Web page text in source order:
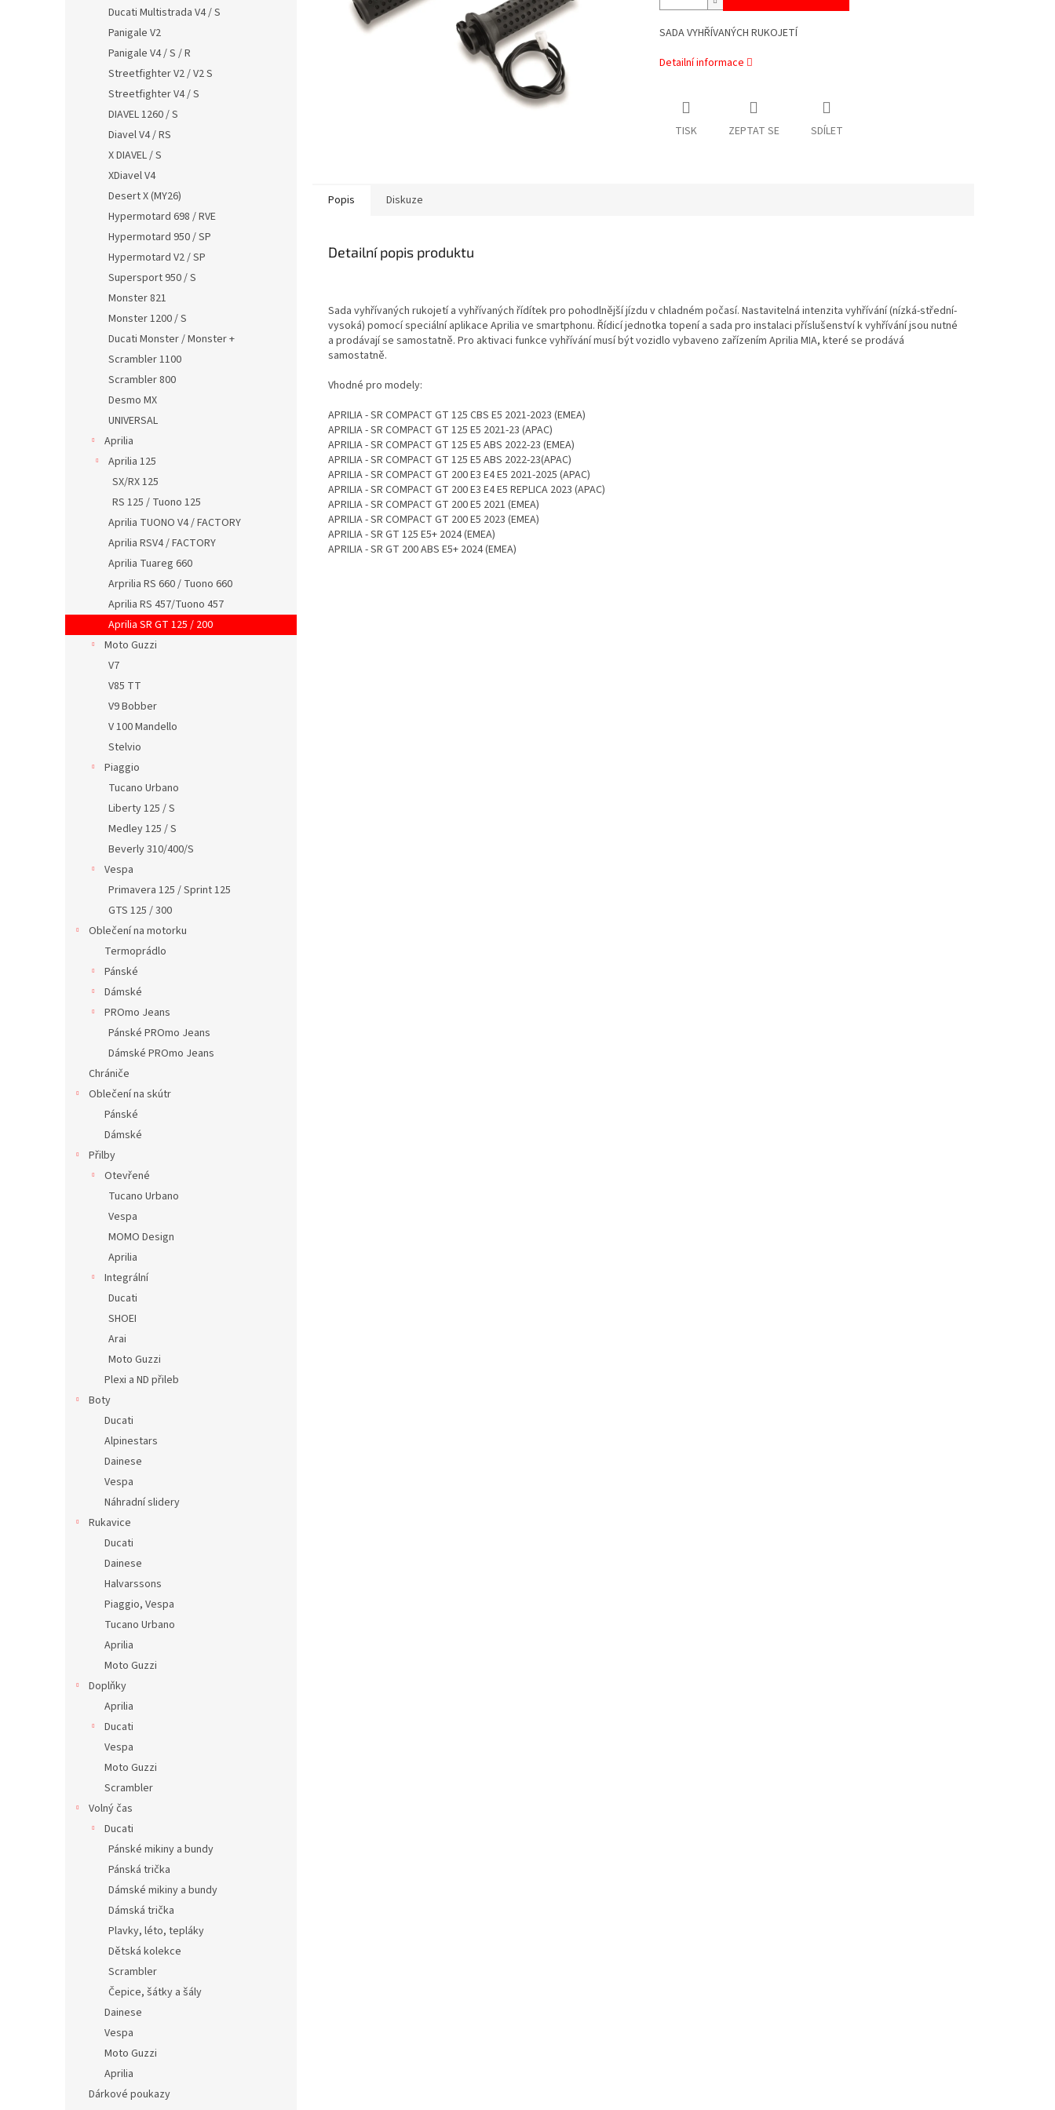
Ducati Multistrada V4 / S
Panigale V2
Panigale V4 / S / R
Streetfighter V2 / V2 S
Streetfighter V4 / S
DIAVEL 1260 / S
Diavel V4 / RS
X DIAVEL / S
XDiavel V4
Desert X (MY26)
Hypermotard 698 / RVE
Hypermotard 950 / SP
Hypermotard V2 / SP
Supersport 950 / S
Monster 821
Monster 1200 / S
Ducati Monster / Monster +
Scrambler 1100
Scrambler 800
Desmo MX
UNIVERSAL
Aprilia
Aprilia 125
SX/RX 125
RS 125 / Tuono 125
Aprilia TUONO V4 / FACTORY
Aprilia RSV4 / FACTORY
Aprilia Tuareg 660
Arprilia RS 660 / Tuono 660
Aprilia RS 457/Tuono 457
Aprilia SR GT 125 / 200
Moto Guzzi
V7
V85 TT
V9 Bobber
V 100 Mandello
Stelvio
Piaggio
Tucano Urbano
Liberty 125 / S
Medley 125 / S
Beverly 310/400/S
Vespa
Primavera 125 / Sprint 125
GTS 125 / 300
Oblečení na motorku
Termoprádlo
Pánské
Dámské
PROmo Jeans
Pánské PROmo Jeans
Dámské PROmo Jeans
Chrániče
Oblečení na skútr
Pánské
Dámské
Přilby
Otevřené
Tucano Urbano
Vespa
MOMO Design
Aprilia
Integrální
Ducati
SHOEI
Arai
Moto Guzzi
Plexi a ND přileb
Boty
Ducati
Alpinestars
Dainese
Vespa
Náhradní slidery
Rukavice
Ducati
Dainese
Halvarssons
Piaggio, Vespa
Tucano Urbano
Aprilia
Moto Guzzi
Doplňky
Aprilia
Ducati
Vespa
Moto Guzzi
Scrambler
Volný čas
Ducati
Pánské mikiny a bundy
Pánská trička
Dámské mikiny a bundy
Dámská trička
Plavky, léto, tepláky
Dětská kolekce
Scrambler
Čepice, šátky a šály
Dainese
Vespa
Moto Guzzi
Aprilia
Dárkové poukazy
SADA VYHŘÍVANÝCH RUKOJETÍ
Detailní informace
TISK ZEPTAT SE SDÍLET
Popis Diskuze
Detailní popis produktu
Sada vyhřívaných rukojetí a vyhřívaných řídítek pro pohodlnější jízdu v chladném počasí. Nastavitelná intenzita vyhřívání (nízká-střední-
vysoká) pomocí speciální aplikace Aprilia ve smartphonu. Řídicí jednotka topení a sada pro instalaci příslušenství k vyhřívání jsou nutné
a prodávají se samostatně. Pro aktivaci funkce vyhřívání musí být vozidlo vybaveno zařízením Aprilia MIA, které se prodává
samostatně.
Vhodné pro modely:
APRILIA - SR COMPACT GT 125 CBS E5 2021-2023 (EMEA)
APRILIA - SR COMPACT GT 125 E5 2021-23 (APAC)
APRILIA - SR COMPACT GT 125 E5 ABS 2022-23 (EMEA)
APRILIA - SR COMPACT GT 125 E5 ABS 2022-23(APAC)
APRILIA - SR COMPACT GT 200 E3 E4 E5 2021-2025 (APAC)
APRILIA - SR COMPACT GT 200 E3 E4 E5 REPLICA 2023 (APAC)
APRILIA - SR COMPACT GT 200 E5 2021 (EMEA)
APRILIA - SR COMPACT GT 200 E5 2023 (EMEA)
APRILIA - SR GT 125 E5+ 2024 (EMEA)
APRILIA - SR GT 200 ABS E5+ 2024 (EMEA)